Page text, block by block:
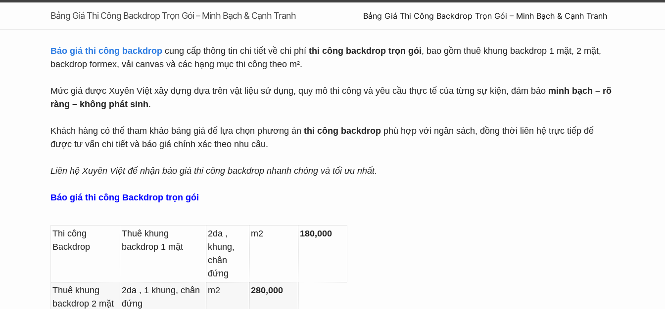
Bảng Giá Thi Công Backdrop Trọn Gói – Minh Bạch & Cạnh Tranh Bảng Giá Thi Công Backdrop Trọn Gói – Minh Bạch & Cạnh Tranh
Báo giá thi công backdrop cung cấp thông tin chi tiết về chi phí thi công backdrop trọn gói, bao gồm thuê khung backdrop 1 mặt, 2 mặt,
backdrop formex, vải canvas và các hạng mục thi công theo m².
Mức giá được Xuyên Việt xây dựng dựa trên vật liệu sử dụng, quy mô thi công và yêu cầu thực tế của từng sự kiện, đảm bảo minh bạch – rõ
ràng – không phát sinh.
Khách hàng có thể tham khảo bảng giá để lựa chọn phương án thi công backdrop phù hợp với ngân sách, đồng thời liên hệ trực tiếp để
được tư vấn chi tiết và báo giá chính xác theo nhu cầu.
Liên hệ Xuyên Việt để nhận báo giá thi công backdrop nhanh chóng và tối ưu nhất.
Báo giá thi công Backdrop trọn gói
Thi công
Backdrop
Thuê khung
backdrop 1 mặt
2da ,
khung,
chân
đứng
m2 180,000
Thuê khung
backdrop 2 mặt
2da , 1 khung, chân
đứng
m2 280,000